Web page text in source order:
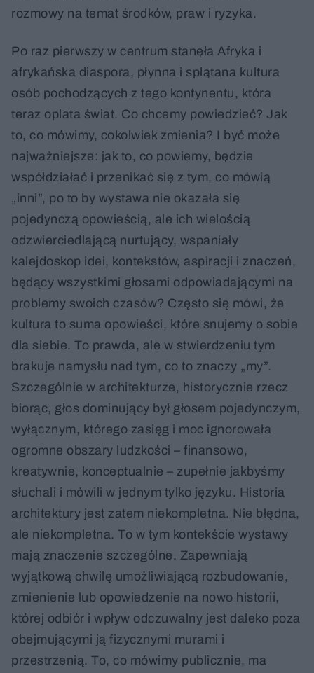
rozmowy na temat środków, praw i ryzyka.
Po raz pierwszy w centrum stanęła Afryka i
afrykańska diaspora, płynna i splątana kultura
osób pochodzących z tego kontynentu, która
teraz oplata świat. Co chcemy powiedzieć? Jak
to, co mówimy, cokolwiek zmienia? I być może
najważniejsze: jak to, co powiemy, będzie
współdziałać i przenikać się z tym, co mówią
„inni”, po to by wystawa nie okazała się
pojedynczą opowieścią, ale ich wielością
odzwierciedlającą nurtujący, wspaniały
kalejdoskop idei, kontekstów, aspiracji i znaczeń,
będący wszystkimi głosami odpowiadającymi na
problemy swoich czasów? Często się mówi, że
kultura to suma opowieści, które snujemy o sobie
dla siebie. To prawda, ale w stwierdzeniu tym
brakuje namysłu nad tym, co to znaczy „my”.
Szczególnie w architekturze, historycznie rzecz
biorąc, głos dominujący był głosem pojedynczym,
wyłącznym, którego zasięg i moc ignorowała
ogromne obszary ludzkości – finansowo,
kreatywnie, konceptualnie – zupełnie jakbyśmy
słuchali i mówili w jednym tylko języku. Historia
architektury jest zatem niekompletna. Nie błędna,
ale niekompletna. To w tym kontekście wystawy
mają znaczenie szczególne. Zapewniają
wyjątkową chwilę umożliwiającą rozbudowanie,
zmienienie lub opowiedzenie na nowo historii,
której odbiór i wpływ odczuwalny jest daleko poza
obejmującymi ją fizycznymi murami i
przestrzenią. To, co mówimy publicznie, ma